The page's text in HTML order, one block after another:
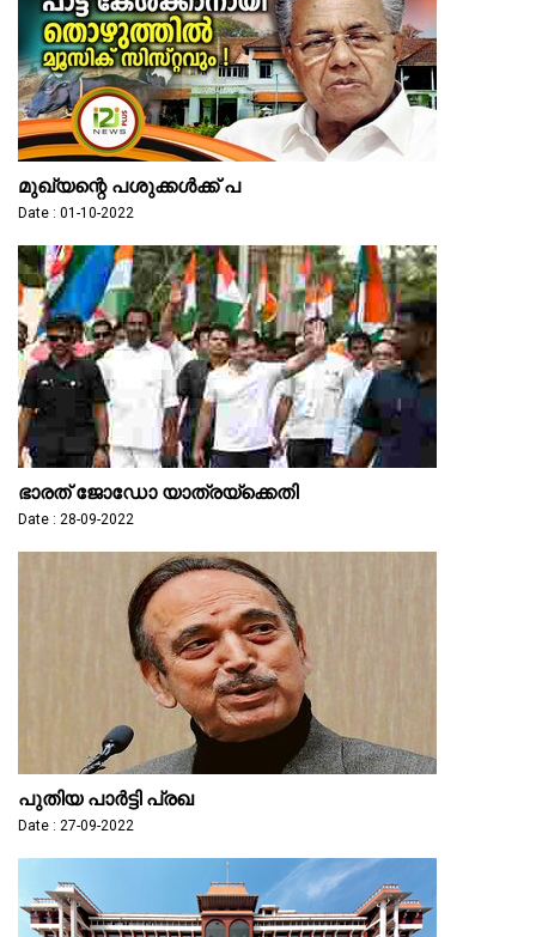
മുഖ്യന്റെ പശുക്കള്‍ക്ക് പ
Date : 01-10-2022
ഭാരത് ജോഡോ യാത്രയ്‌ക്കെതി
Date : 28-09-2022
പു​തി​യ പാ​ര്‍​ട്ടി പ്ര​ഖ
Date : 27-09-2022